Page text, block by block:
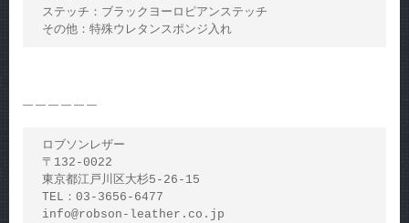
ステッチ：ブラックヨーロピアンステッチ
その他：特殊ウレタンスポンジ入れ
— — — — — —
ロブソンレザー
〒132-0022
東京都江戸川区大杉5-26-15
TEL：03-3656-6477
info@robson-leather.co.jp